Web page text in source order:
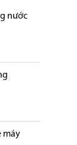
Xe đẩy dọn
nước
máy